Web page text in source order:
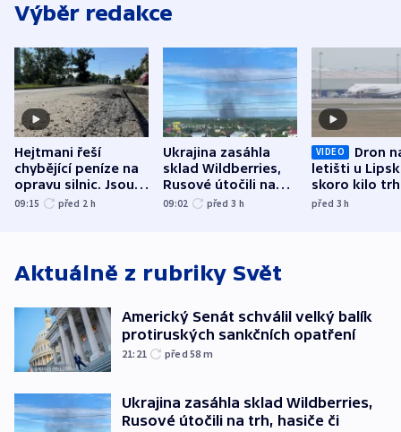
Výběr redakce
Hejtmani řeší
chybějící peníze na
opravu silnic. Jsou
nenárokové, namítá
09:15 před 2 h
Ukrajina zasáhla
sklad Wildberries,
Rusové útočili na
trh, hasiče či
09:02 před 3 h
VIDEO
Dron
letišti u
skoro kilo
indicie
před 3h
Aktuálně z rubriky Svět
Americký Senát schválil velký balík
protiruských sankčních opatření
21:21 před 58 m
Ukrajina zasáhla sklad Wildberries,
Rusové útočili na trh, hasiče či